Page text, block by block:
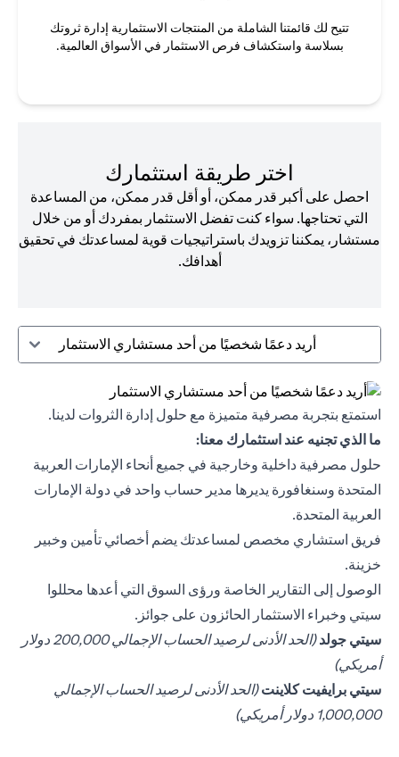
تتيح لك قائمتنا الشاملة من المنتجات الاستثمارية إدارة ثروتك
بسلاسة واستكشاف فرص الاستثمار في الأسواق العالمية.
اختر طريقة استثمارك
احصل على أكبر قدر ممكن، أو أقل قدر ممكن، من المساعدة
التي تحتاجها. سواء كنت تفضل الاستثمار بمفردك أو من خلال
مستشار، يمكننا تزويدك باستراتيجيات قوية لمساعدتك في تحقيق
أهدافك.
أريد دعمًا شخصيًا من أحد مستشاري الاستثمار
استمتع بتجربة مصرفية متميزة مع حلول إدارة الثروات لدينا.
ما الذي تجنيه عند استثمارك معنا:
حلول مصرفية داخلية وخارجية في جميع أنحاء الإمارات العربية
المتحدة وسنغافورة يديرها مدير حساب واحد في دولة الإمارات
العربية المتحدة.
فريق استشاري مخصص لمساعدتك يضم أخصائي تأمين وخبير
خزينة.
الوصول إلى التقارير الخاصة ورؤى السوق التي أعدها محللوا
سيتي وخبراء الاستثمار الحائزون على جوائز.
سيتي جولدopens in a new tab
(الحد الأدنى لرصيد الحساب الإجمالي 200,000 دولار
أمريكي)
سيتي برايفيت كلاينتopens in a new tab
(الحد الأدنى لرصيد الحساب الإجمالي
1,000,000 دولار أمريكي)